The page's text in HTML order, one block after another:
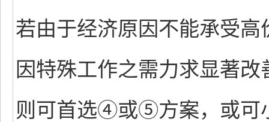
若由于经济原因不能承受
因特殊工作之需力求显著
则可首选④或⑤方案，或